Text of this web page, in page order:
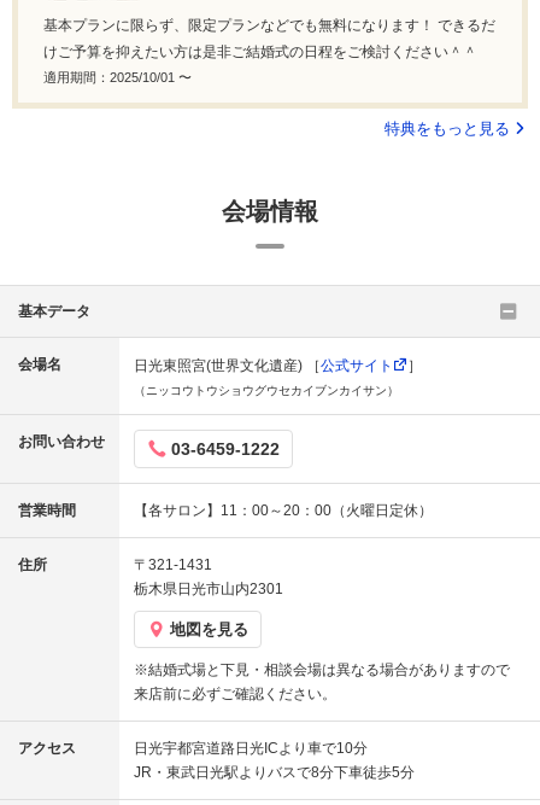
基本プランに限らず、限定プランなどでも無料になります！ できるだ
けご予算を抑えたい方は是非ご結婚式の日程をご検討ください＾＾
適用期間：2025/10/01 〜
特典をもっと見る
会場情報
基本データ
会場名 日光東照宮(世界文化遺産) ［公式サイト ］
（ニッコウトウショウグウセカイブンカイサン）
お問い合わせ 03-6459-1222
営業時間 【各サロン】11：00～20：00（火曜日定休）
住所
〒321-1431
栃木県日光市山内2301
地図を見る
※結婚式場と下見・相談会場は異なる場合がありますので
来店前に必ずご確認ください。
アクセス
日光宇都宮道路日光ICより車で10分
JR・東武日光駅よりバスで8分下車徒歩5分